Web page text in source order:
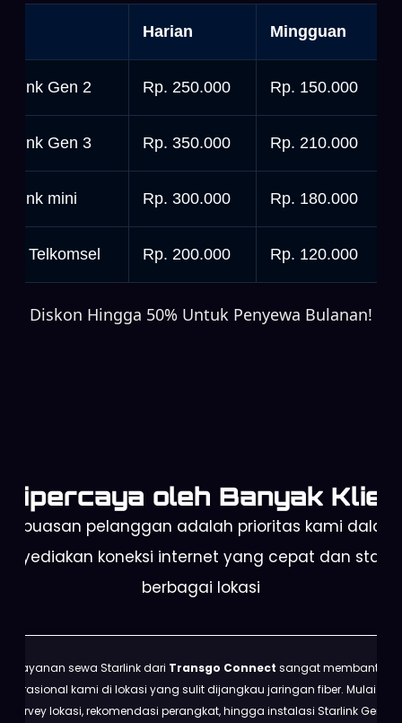
Harian Mingguan
Gen 2 Rp. 250.000 Rp. 150.000
Gen 3 Rp. 350.000 Rp. 210.000
mini Rp. 300.000 Rp. 180.000
Telkomsel Rp. 200.000 Rp. 120.000
Diskon Hingga 50% Untuk Penyewa Bulanan!
Dipercaya oleh Banyak Klien
Kepuasan pelanggan adalah prioritas kami dalam
koneksi internet yang cepat dan stabil
berbagai lokasi
Layanan sewa Starlink dari Transgo Connect sangat membantu
operasional kami di lokasi yang sulit dijangkau jaringan fiber. Mulai dari
survey lokasi, rekomendasi perangkat, hingga instalasi Starlink Gen 3